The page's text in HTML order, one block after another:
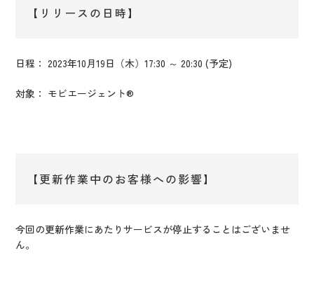
【リリースの日時】
日程： 2023年10月19日（木）17:30 ～ 20:30 (予定)
対象： モビエージェント®
【更新作業中のお客様への影響】
今回の更新作業にあたりサービスが停止することはございませ
ん。